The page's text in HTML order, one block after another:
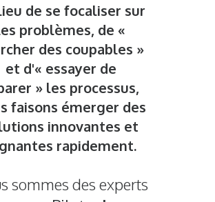
de se focaliser sur
problèmes, de «
des coupables »
et d'« essayer de
» les processus,
faisons émerger des
innovantes et
rapidement.
sommes des experts